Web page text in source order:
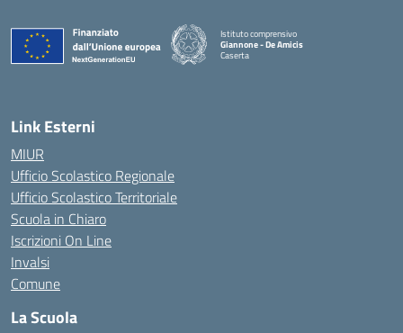
Istituto comprensivo
Giannone - De Amicis
Caserta
Link Esterni
MIUR
Ufficio Scolastico Regionale
Ufficio Scolastico Territoriale
Scuola in Chiaro
Iscrizioni On Line
Invalsi
Comune
La Scuola